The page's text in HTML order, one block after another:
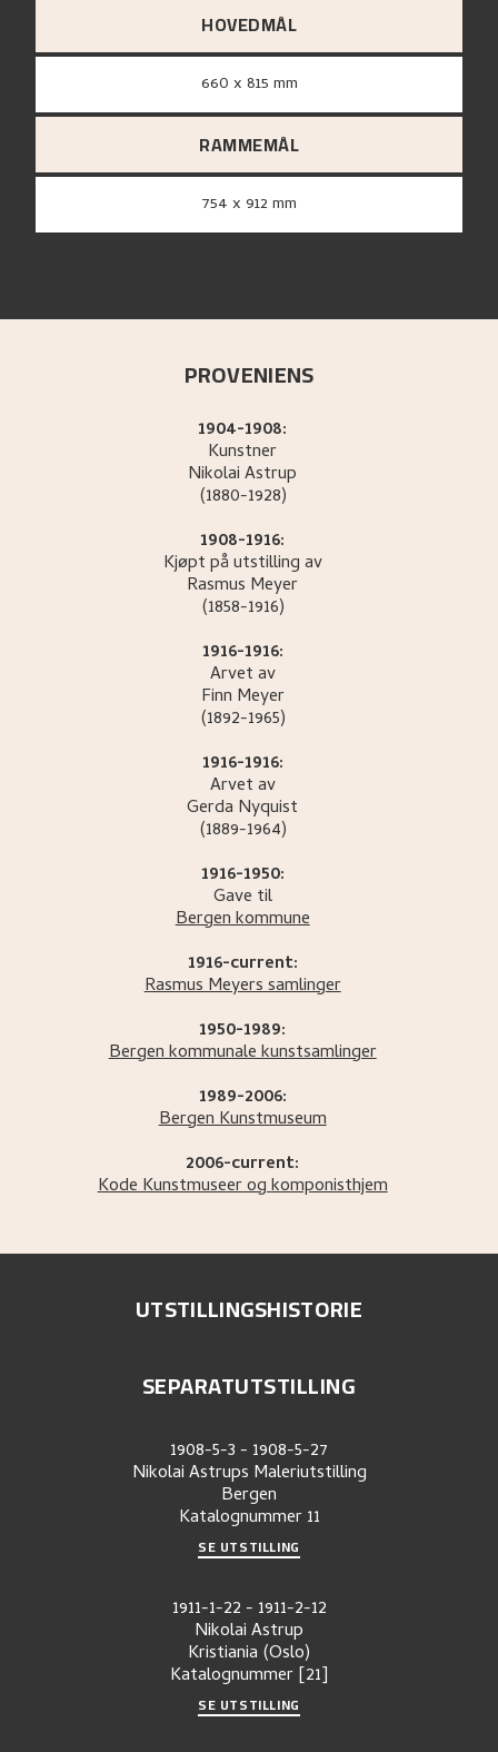
HOVEDMÅL
660 x 815 mm
RAMMEMÅL
754 x 912 mm
PROVENIENS
1904-1908:
Kunstner
NikolaiAstrup
(1880-1928)
1908-1916:
Kjøpt på utstilling av
Rasmus Meyer
(1858-1916)
1916-1916:
Arvet av
Finn Meyer
(1892-1965)
1916-1916:
Arvet av
Gerda Nyquist
(1889-1964)
1916-1950:
Gave til
Bergen kommune
1916-current:
Rasmus Meyers samlinger
1950-1989:
Bergen kommunale kunstsamlinger
1989-2006:
Bergen Kunstmuseum
2006-current:
Kode Kunstmuseer og komponisthjem
UTSTILLINGSHISTORIE
SEPARATUTSTILLING
1908-5-3- 1908-5-27
Nikolai Astrups Maleriutstilling
Bergen
Katalognummer 11
SE UTSTILLING
1911-1-22- 1911-2-12
Nikolai Astrup
Kristiania (Oslo)
Katalognummer[21]
SE UTSTILLING